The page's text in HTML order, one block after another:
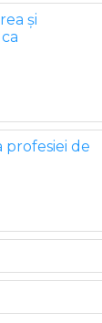
şi
profesiei de